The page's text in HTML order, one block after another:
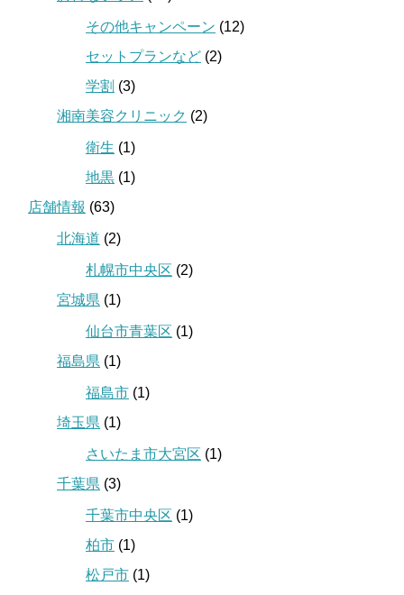
その他キャンペーン (12)
セットプランなど (2)
学割 (3)
湘南美容クリニック (2)
衛生 (1)
地黒 (1)
店舗情報 (63)
北海道 (2)
札幌市中央区 (2)
宮城県 (1)
仙台市青葉区 (1)
福島県 (1)
福島市 (1)
埼玉県 (1)
さいたま市大宮区 (1)
千葉県 (3)
千葉市中央区 (1)
柏市 (1)
松戸市 (1)